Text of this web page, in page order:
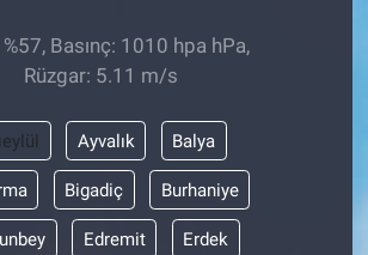
Basınç: 1010 hpa hPa,
Rüzgar: 5.11 m/s
Ayvalık Balya
Bigadiç Burhaniye
Edremit Erdek